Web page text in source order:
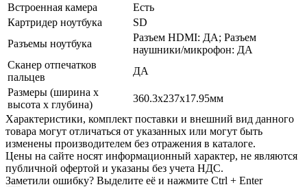
Встроенная камера
Есть
Картридер ноутбука
SD
Разъемы ноутбука
Разъем HDMI: ДА; Разъем
наушники/­микрофон: ДА
Сканер отпечатков
пальцев
ДА
Размеры (ширина х
высота х глубина)
360.3x237x17.95мм
Xарактеристики, комплект поставки и внешний вид данного
товара могут отличаться от указанных или могут быть
изменены производителем без отражения в каталоге.
Цены на сайте носят информационный характер, не являются
публичной офертой и указаны без учета НДС.
Заметили ошибку? Выделите её и нажмите Ctrl + Enter